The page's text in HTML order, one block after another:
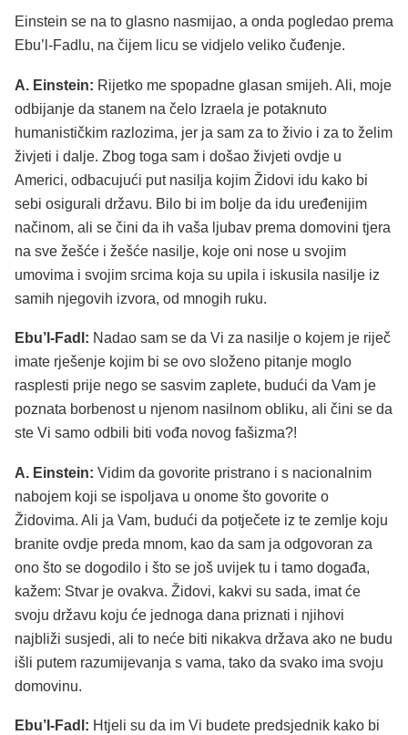
Einstein se na to glasno nasmijao, a onda pogledao prema
Ebu’l-Fadlu, na čijem licu se vidjelo veliko čuđenje.
A. Einstein: Rijetko me spopadne glasan smijeh. Ali, moje
odbijanje da stanem na čelo Izraela je potaknuto
humanističkim razlozima, jer ja sam za to živio i za to želim
živjeti i dalje. Zbog toga sam i došao živjeti ovdje u
Americi, odbacujući put nasilja kojim Židovi idu kako bi
sebi osigurali državu. Bilo bi im bolje da idu uređenijim
načinom, ali se čini da ih vaša ljubav prema domovini tjera
na sve žešće i žešće nasilje, koje oni nose u svojim
umovima i svojim srcima koja su upila i iskusila nasilje iz
samih njegovih izvora, od mnogih ruku.
Ebu’l-Fadl: Nadao sam se da Vi za nasilje o kojem je riječ
imate rješenje kojim bi se ovo složeno pitanje moglo
rasplesti prije nego se sasvim zaplete, budući da Vam je
poznata borbenost u njenom nasilnom obliku, ali čini se da
ste Vi samo odbili biti vođa novog fašizma?!
A. Einstein: Vidim da govorite pristrano i s nacionalnim
nabojem koji se ispoljava u onome što govorite o
Židovima. Ali ja Vam, budući da potječete iz te zemlje koju
branite ovdje preda mnom, kao da sam ja odgovoran za
ono što se dogodilo i što se još uvijek tu i tamo događa,
kažem: Stvar je ovakva. Židovi, kakvi su sada, imat će
svoju državu koju će jednoga dana priznati i njihovi
najbliži susjedi, ali to neće biti nikakva država ako ne budu
išli putem razumijevanja s vama, tako da svako ima svoju
domovinu.
Ebu’l-Fadl: Htjeli su da im Vi budete predsjednik kako bi